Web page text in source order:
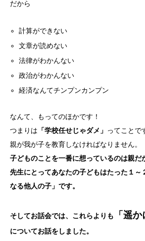
だから
計算ができない
文章が読めない
法律がわかんない
政治がわかんない
経済なんてチンプンカンプン
なんて、もってのほかです！
つまりは 「学校任せじゃダメ」 ってことで
親が我が子を教育しなければなりません。
子どものことを一番に想っているのは親だ
先生にとってあなたの子どもはたった１～
なる他人の子」です。
そしてお話会では、これらよりも 「遥
についてお話をしました。